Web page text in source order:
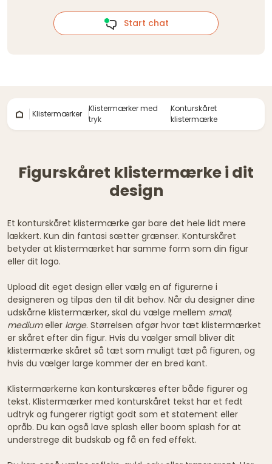
Start chat
Klistermærker
Klistermærker med
tryk
Konturskåret
klistermærke
Figurskåret klistermærke i dit
design
Et konturskåret klistermærke gør bare det hele lidt mere
lækkert. Kun din fantasi sætter grænser. Konturskåret
betyder at klistermærket har samme form som din figur
eller dit logo.
Upload dit eget design eller vælg en af figurerne i
designeren og tilpas den til dit behov. Når du designer dine
udskårne klistermærker, skal du vælge mellem small,
mediumeller large. Størrelsen afgør hvor tæt klistermærket
er skåret efter din figur. Hvis du vælger small bliver dit
klistermærke skåret så tæt som muligt tæt på figuren, og
hvis du vælger large kommer der en bred kant.
Klistermærkerne kan konturskæres efter både figurer og
tekst. Klistermærker med konturskåret tekst har et fedt
udtryk og fungerer rigtigt godt som et statement eller
opråb. Du kan også lave splash eller boom splash for at
understrege dit budskab og få en fed effekt.